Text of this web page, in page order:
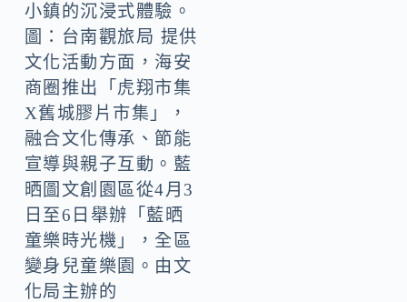
小鎮的沉浸式體驗。
圖：台南觀旅局 提供
文化活動方面，海安
商圈推出「虎翔市集
X舊城膠片市集」，
融合文化傳承、節能
宣導與親子互動。藍
晒圖文創園區從4月3
日至6日舉辦「藍晒
童樂時光機」，全區
變身兒童樂園。由文
化局主辦的